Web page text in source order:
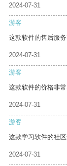
2024-07-31
游客
这款软件的售后服
2024-07-31
游客
这款软件的价格非常
2024-07-31
游客
这款学习软件的社
2024-07-31